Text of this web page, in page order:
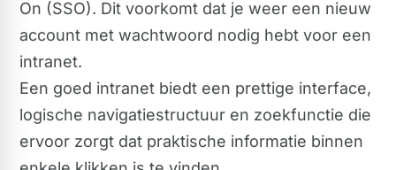
On (SSO). Dit voorkomt dat je weer een nieuw
account met wachtwoord nodig hebt voor een
intranet.
Een goed intranet biedt een prettige interface,
logische navigatiestructuur en zoekfunctie die
ervoor zorgt dat praktische informatie binnen